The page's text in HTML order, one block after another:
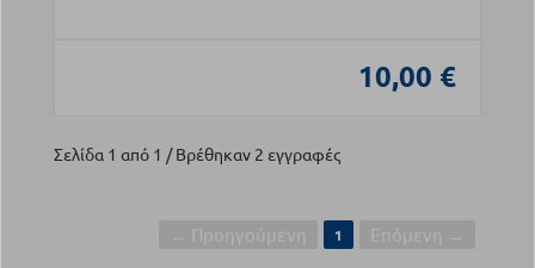
10,00 €
Σελίδα 1 από 1 / Βρέθηκαν 2 εγγραφές
1